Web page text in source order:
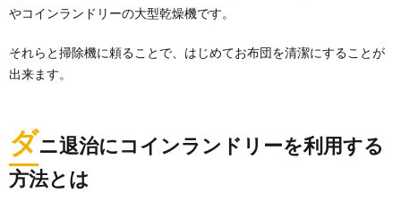
やコインランドリーの大型乾燥機です。
それらと掃除機に頼ることで、はじめてお布団を清潔にすることが
出来ます。
ダニ退治にコインランドリーを利用する
方法とは